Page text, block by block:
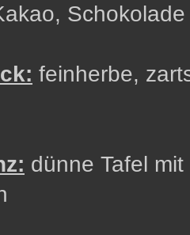
Schokolade
feinherbe,
dünne Tafel